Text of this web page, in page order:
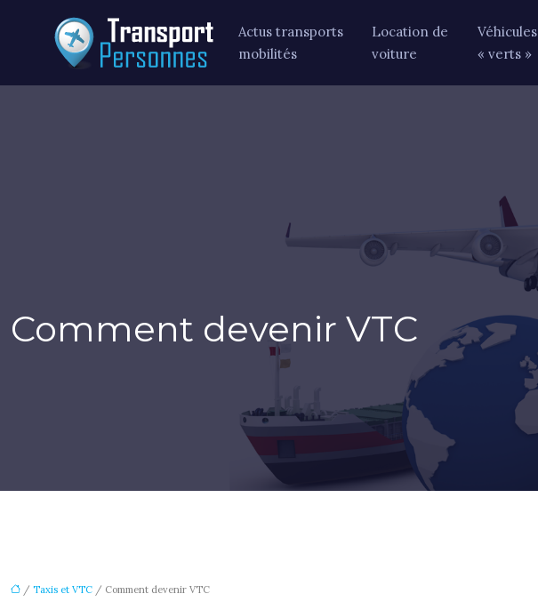
Actus transports
mobilités
Location de
voiture
Véhicules
« verts »
Comment devenir VTC
/ Taxis et VTC / Comment devenir VTC